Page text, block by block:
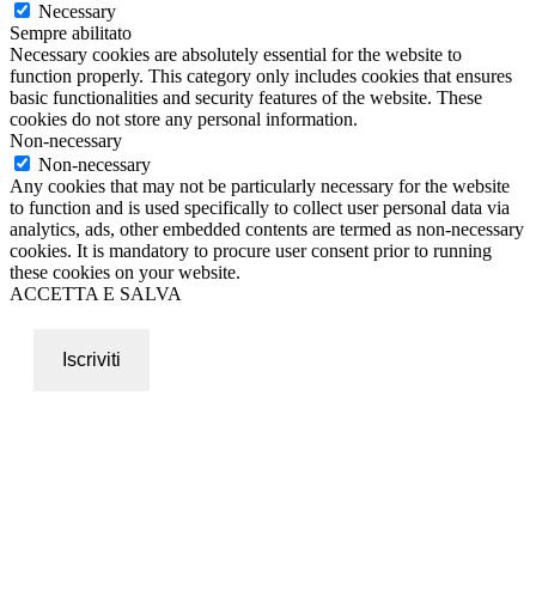
Necessary
Sempre abilitato
Necessary cookies are absolutely essential for the website to
function properly. This category only includes cookies that ensures
basic functionalities and security features of the website. These
cookies do not store any personal information.
Non-necessary
Non-necessary
Any cookies that may not be particularly necessary for the website
to function and is used specifically to collect user personal data via
analytics, ads, other embedded contents are termed as non-necessary
cookies. It is mandatory to procure user consent prior to running
these cookies on your website.
ACCETTA E SALVA
Iscriviti